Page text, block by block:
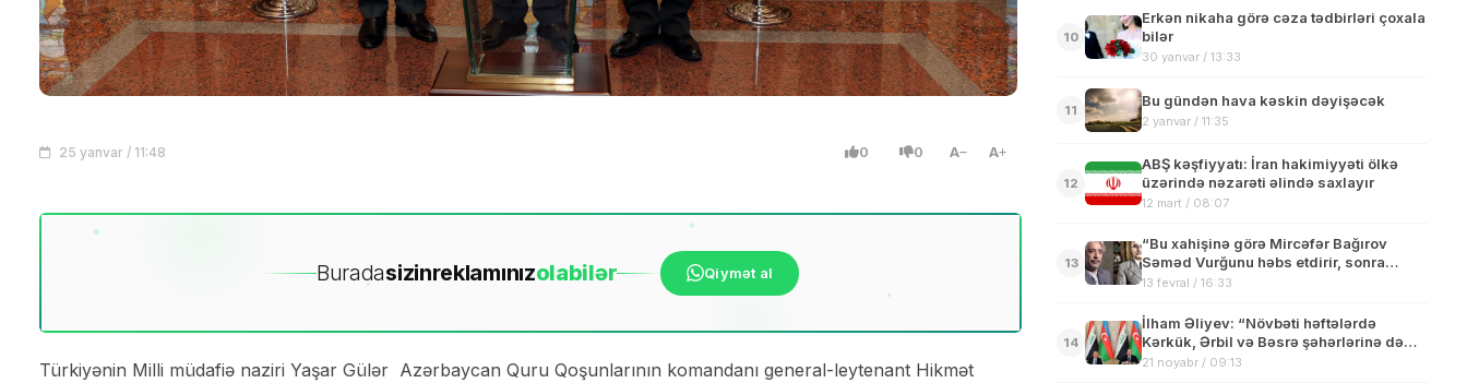
25 yanvar / 11:48 0 0 A A
Buradasizinreklamınızolabilər Qiymət al
Türkiyənin Milli müdafiə naziri Yaşar Gülər ​​ Azərbaycan Quru Qoşunlarının komandanı general-leytenant Hikmət
10
Erkən nikaha görə cəza tədbirləri çoxala
bilər
30 yanvar / 13:33
11
Bu gündən hava kəskin dəyişəcək
2 yanvar / 11:35
12
ABŞ kəşfiyyatı: İran hakimiyyəti ölkə
üzərində nəzarəti əlində saxlayır
12 mart / 08:07
13
“Bu xahişinə görə Mircəfər Bağırov
Səməd Vurğunu həbs etdirir, sonra
isə…” – Qəşəm Nəcəfzadə
13 fevral / 16:33
14
İlham Əliyev: “Növbəti həftələrdə
Kərkük, Ərbil və Bəsrə şəhərlərinə də
birbaşa reyslərimiz olacaq”
21 noyabr / 09:13